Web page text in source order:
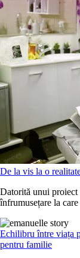
De la vis la o
Datorită unui proiect
înfrumusețare la
Echilibru între viața
pentru familie